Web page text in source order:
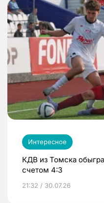
Интересное
КДВ из Томска
счетом 4:3
21:32 / 30.07.26